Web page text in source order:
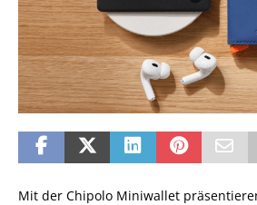
Mit der Chipolo Miniwallet